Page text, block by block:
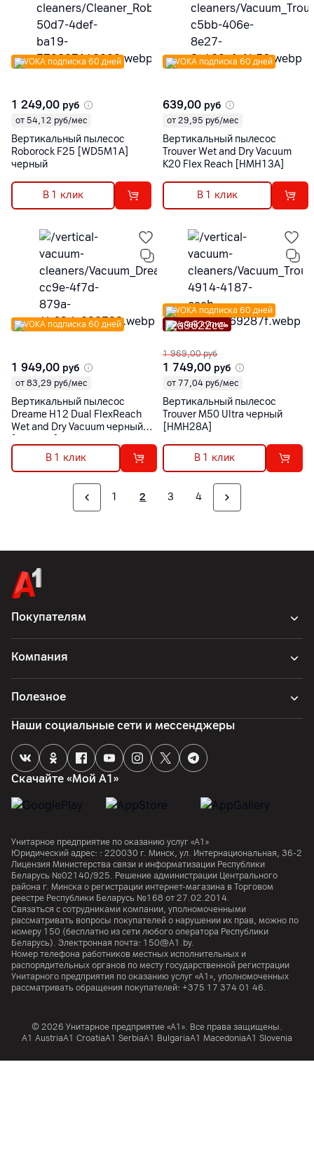
VOKA подписка 60 дней
1 249,00 руб
от 54,12 руб/мес
Вертикальный пылесос
Roborock F25 [WD5M1A]
черный
В 1 клик
VOKA подписка 60 дней
639,00 руб
от 29,95 руб/мес
Вертикальный пылесос
Trouver Wet and Dry Vacuum
K20 Flex Reach [HMH13A]
В 1 клик
VOKA подписка 60 дней
1 949,00 руб
от 83,29 руб/мес
Вертикальный пылесос
Dreame H12 Dual FlexReach
Wet and Dry Vacuum черный
В 1 клик
Успей купить
VOKA подписка 60 дней
1 969,00 руб
1 749,00 руб
от 77,04 руб/мес
Вертикальный пылесос
Trouver M50 Ultra черный
[HMH28A]
В 1 клик
1 2 3 4
Покупателям
Компания
Полезное
Скачайте «Мой А1»
Наши социальные сети и мессенджеры
Унитарное предприятие по оказанию услуг «А1»
Юридический адрес: : 220030 г. Минск, ул. Интернациональная, 36-2
Лицензия Министерства связи и информатизации Республики
Беларусь №02140/925. Решение администрации Центрального
района г. Минска о регистрации интернет-магазина в Торговом
реестре Республики Беларусь №168 от 27.02.2014.
Связаться с сотрудниками компании, уполномоченными
рассматривать вопросы покупателей о нарушении их прав, можно по
номеру 150 (бесплатно из сети любого оператора Республики
Беларусь). Электронная почта: 150@A1.by.
Номер телефона работников местных исполнительных и
распорядительных органов по месту государственной регистрации
Унитарного предприятия по оказанию услуг «А1», уполномоченных
рассматривать обращения покупателей: +375 17 374 01 46.
© 2026 Унитарное предприятие «А1». Все права защищены.
A1 AustriaA1 CroatiaА1 SerbiaA1 BulgariaA1 MacedoniaA1 Slovenia